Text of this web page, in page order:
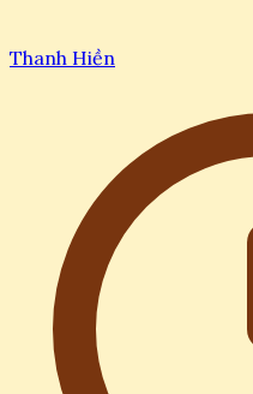
Thanh Hiền